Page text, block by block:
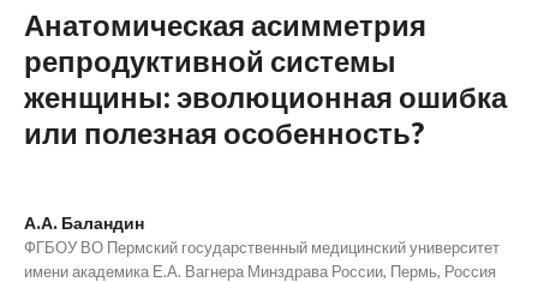
Анатомическая асимметрия
репродуктивной системы
женщины: эволюционная ошибка
или полезная особенность?
А.А. Баландин
ФГБОУ ВО Пермский государственный медицинский университет
имени академика Е.А. Вагнера Минздрава России, Пермь, Россия